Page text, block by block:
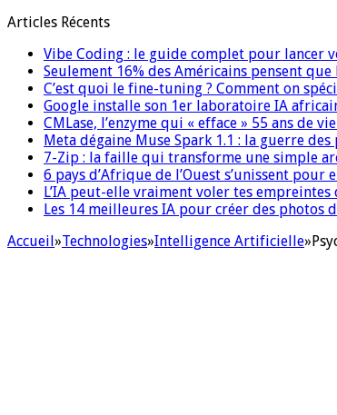
Articles Récents
Vibe Coding : le guide complet pour lancer
Seulement 16% des Américains pensent
C’est quoi le fine-tuning ? Comment on
Google installe son 1er laboratoire IA
CMLase, l’enzyme qui « efface » 55 ans de
Meta dégaine Muse Spark 1.1 : la guerre
7-Zip : la faille qui transforme une simple
6 pays d’Afrique de l’Ouest s’unissent pour
L’IA peut-elle vraiment voler tes
Les 14 meilleures IA pour créer des photos
Accueil»Technologies»Intelligence Artificielle»